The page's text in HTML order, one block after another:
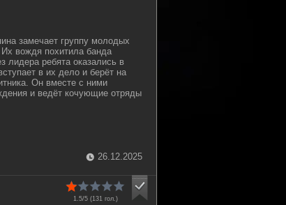
замечает группу молодых
вождя похитила банда
лидера ребята оказались в
в их дело и берёт на
Он вместе с ними
и ведёт кочующие отряды
26.12.2025
1.5/5 (131 гол.)